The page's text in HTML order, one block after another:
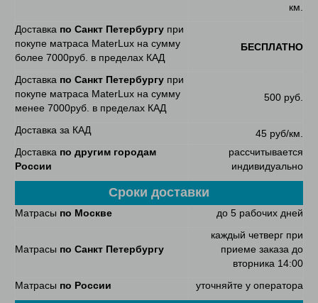
км.
Доставка по Санкт Петербургу при
покупе матраса MaterLux на сумму
более 7000руб. в пределах КАД
БЕСПЛАТНО
Доставка по Санкт Петербургу при
покупе матраса MaterLux на сумму
менее 7000руб. в пределах КАД
500 руб.
Доставка за КАД
45 руб/км.
Доставка по другим городам
России
рассчитывается
индивидуально
Сроки доставки
Матрасы по Москве до 5 рабочих дней
Матрасы по Санкт Петербургу
каждый четверг при
приеме заказа до
вторника 14:00
Матрасы по России уточняйте у оператора